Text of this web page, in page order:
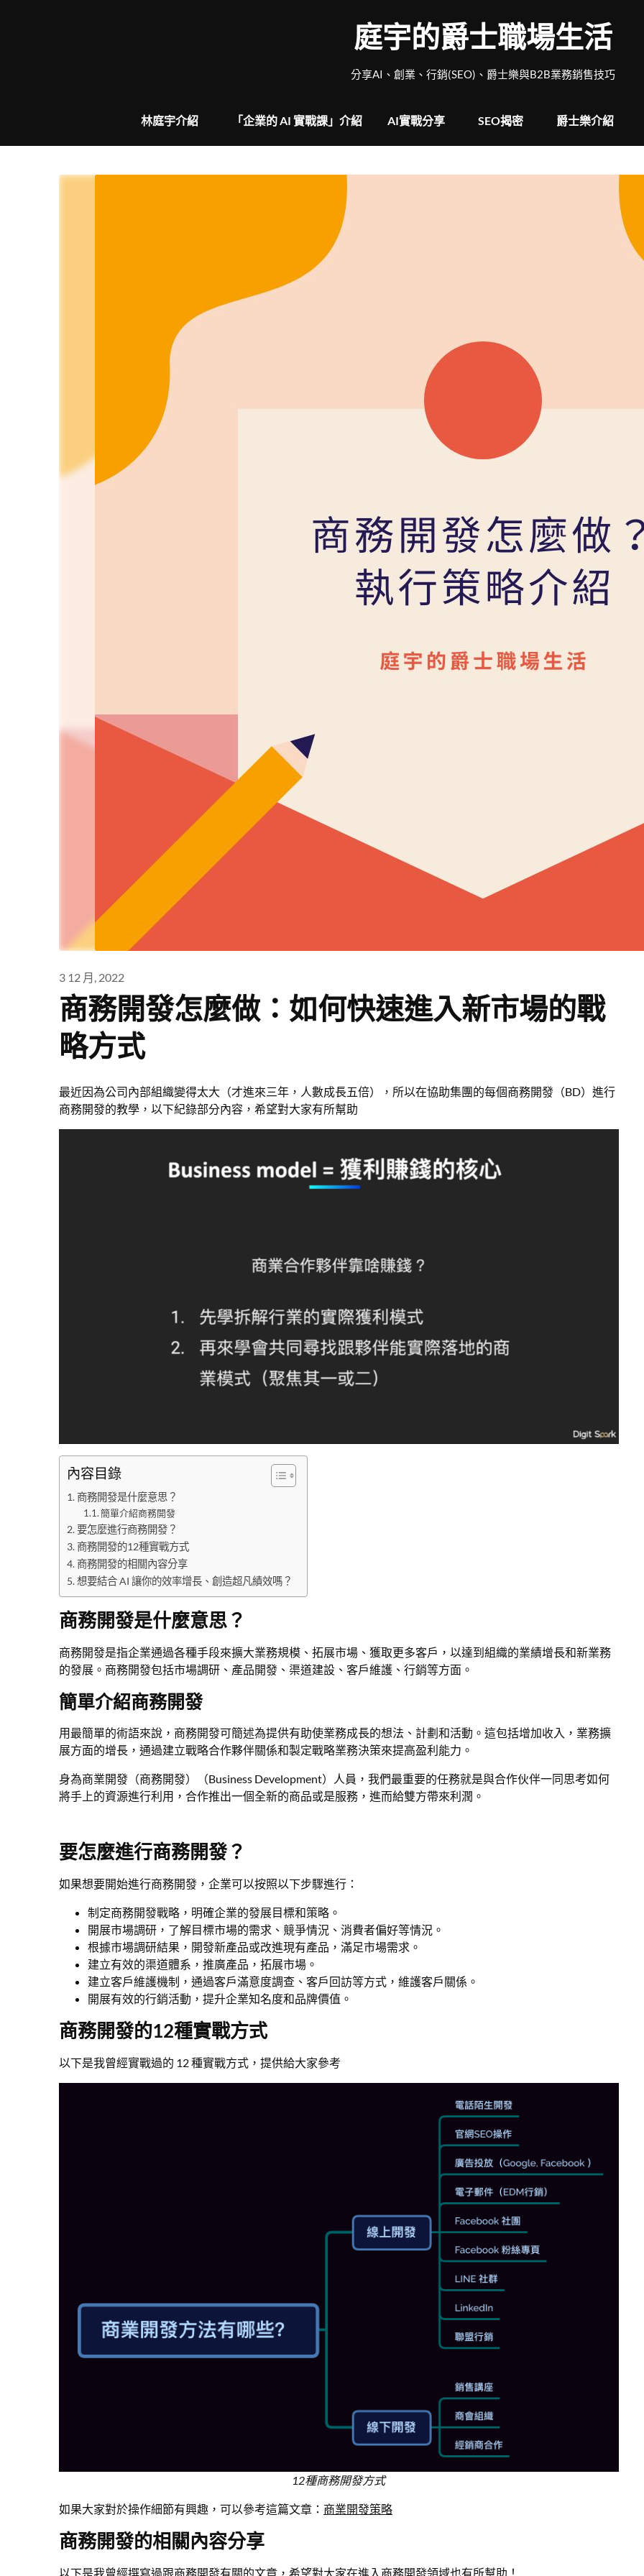
庭宇的爵士職場生活
分享AI、創業、行銷(SEO)、爵士樂與B2B業務銷售技巧
林庭宇介紹 「企業的 AI 實戰課」介紹 AI實戰分享 SEO揭密 爵士樂介紹
3 12 月, 2022
商務開發怎麼做：如何快速進入新市場的戰
略方式
最近因為公司內部組織變得太大（才進來三年，人數成長五倍），所以在協助集團的每個商務開發（BD）進行
商務開發的教學，以下紀錄部分內容，希望對大家有所幫助
內容目錄
商務開發是什麼意思？
簡單介紹商務開發
要怎麼進行商務開發？
商務開發的12種實戰方式
商務開發的相關內容分享
想要結合 AI 讓你的效率增長、創造超凡績效嗎？
商務開發是什麼意思？
商務開發是指企業通過各種手段來擴大業務規模、拓展市場、獲取更多客戶，以達到組織的業績增長和新業務
的發展。商務開發包括市場調研、產品開發、渠道建設、客戶維護、行銷等方面。
簡單介紹商務開發
用最簡單的術語來說，商務開發可簡述為提供有助使業務成長的想法、計劃和活動。這包括增加收入，業務擴
展方面的增長，通過建立戰略合作夥伴關係和製定戰略業務決策來提高盈利能力。
身為商業開發（商務開發）（Business Development）人員，我們最重要的任務就是與合作伙伴一同思考如何
將手上的資源進行利用，合作推出一個全新的商品或是服務，進而給雙方帶來利潤。
要怎麼進行商務開發？
如果想要開始進行商務開發，企業可以按照以下步驟進行：
制定商務開發戰略，明確企業的發展目標和策略。
開展市場調研，了解目標市場的需求、競爭情況、消費者偏好等情況。
根據市場調研結果，開發新產品或改進現有產品，滿足市場需求。
建立有效的渠道體系，推廣產品，拓展市場。
建立客戶維護機制，通過客戶滿意度調查、客戶回訪等方式，維護客戶關係。
開展有效的行銷活動，提升企業知名度和品牌價值。
商務開發的12種實戰方式
以下是我曾經實戰過的 12 種實戰方式，提供給大家參考
12種商務開發方式
如果大家對於操作細節有興趣，可以參考這篇文章： 商業開發策略
商務開發的相關內容分享
以下是我曾經撰寫過跟商務開發有關的文章，希望對大家在進入商務開發領域也有所幫助！